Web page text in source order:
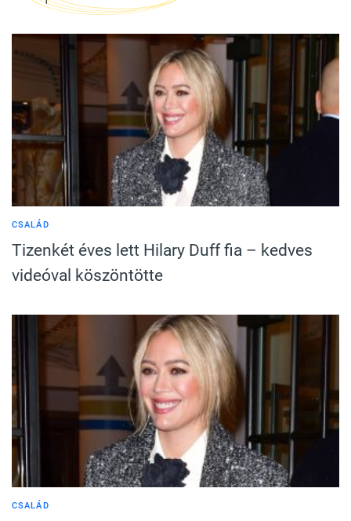
CSALÁD
Tizenkét éves lett Hilary Duff fia – kedves
videóval köszöntötte
CSALÁD